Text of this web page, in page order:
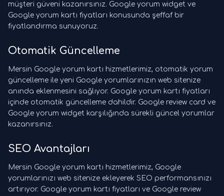
müşteri güveni kazanırsınız. Google yorum widget ve
Google yorum kartı fiyatları konusunda şeffaf bir
fiyatlandırma sunuyoruz.
Otomatik Güncelleme
Mersin Google yorum kartı hizmetlerimiz, otomatik yorum
güncelleme ile yeni Google yorumlarınızın web sitenize
anında eklenmesini sağlıyor. Google yorum kartı fiyatları
içinde otomatik güncelleme dahildir. Google review card ve
Google yorum widget karşılığında sürekli güncel yorumlar
kazanırsınız.
SEO Avantajları
Mersin Google yorum kartı hizmetlerimiz, Google
yorumlarınızı web sitenize ekleyerek SEO performansınızı
artırıyor. Google yorum kartı fiyatları ve Google review